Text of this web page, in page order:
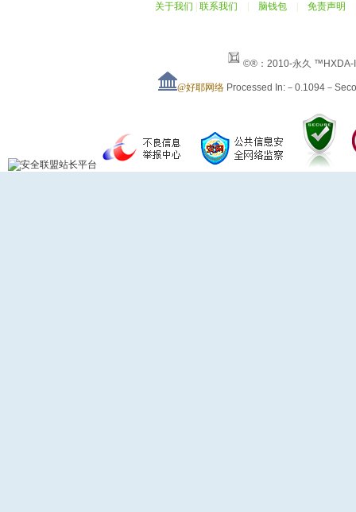
关于我们 联系我们 脑钱包 免责声明
©®：2010-永久
@好耶网络 Processed In:－0.1094－